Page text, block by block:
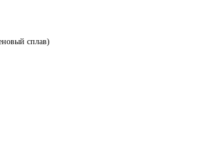
сплав)